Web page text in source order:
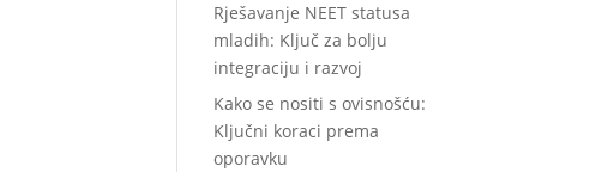
Rješavanje NEET statusa
mladih: Ključ za bolju
integraciju i razvoj
Kako se nositi s ovisnošću:
Ključni koraci prema
oporavku